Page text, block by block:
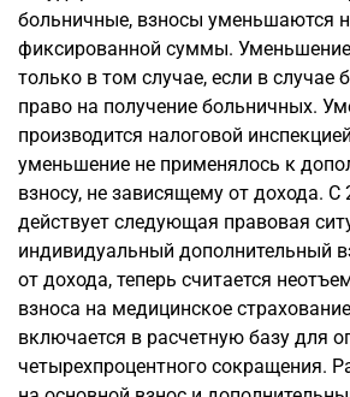
больничные, взносы уменьшаются
фиксированной суммы.
только в том случае, если в случае
право на получение больничных.
производится налоговой
уменьшение не применялось к
взносу, не зависящему от дохода. С
действует следующая правовая
индивидуальный дополнительный
от дохода, теперь считается
взноса на медицинское
включается в расчетную базу для
четырехпроцентного сокращения.